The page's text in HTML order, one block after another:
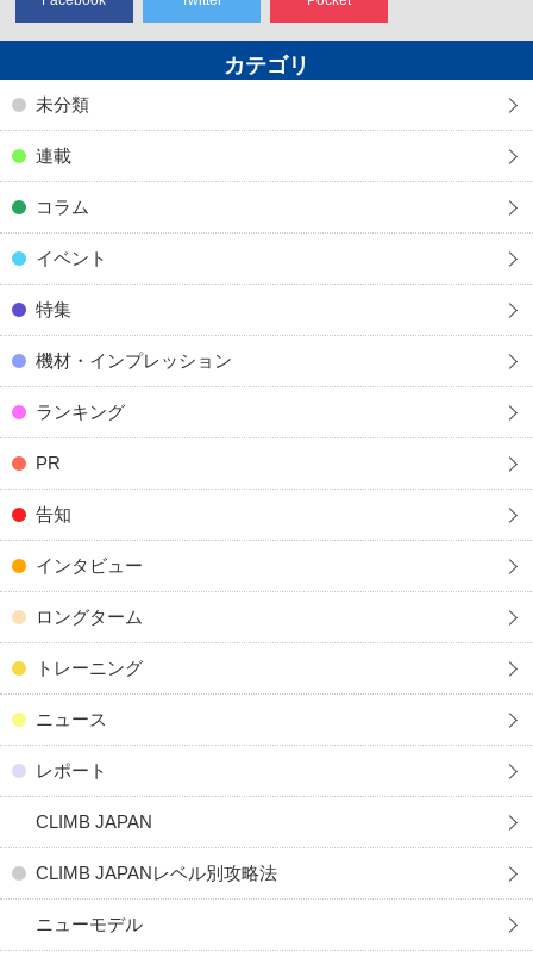
カテゴリ
未分類
連載
コラム
イベント
特集
機材・インプレッション
ランキング
PR
告知
インタビュー
ロングターム
トレーニング
ニュース
レポート
CLIMB JAPAN
CLIMB JAPANレベル別攻略法
ニューモデル